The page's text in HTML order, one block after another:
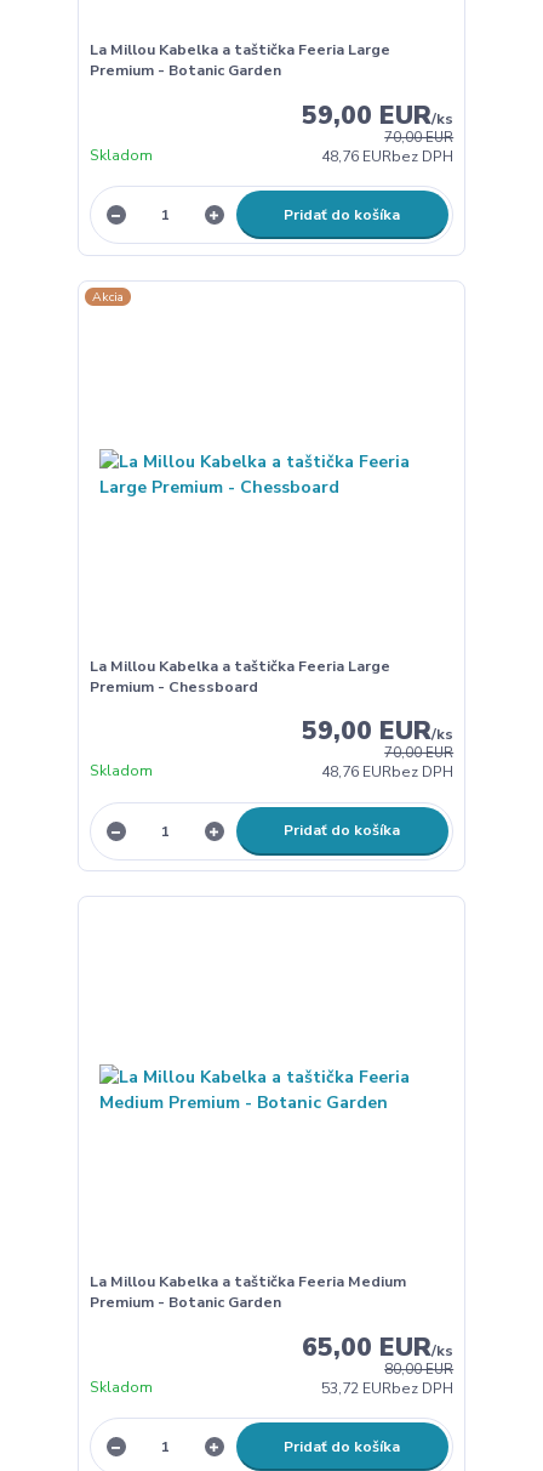
La Millou Kabelka a taštička Feeria Large
Premium - Botanic Garden
70,00 EUR
59,00 EUR/ks
48,76 EURbez DPH
Skladom
Pridať do košíka
Akcia
La Millou Kabelka a taštička Feeria Large
Premium - Chessboard
70,00 EUR
59,00 EUR/ks
48,76 EURbez DPH
Skladom
Pridať do košíka
La Millou Kabelka a taštička Feeria Medium
Premium - Botanic Garden
80,00 EUR
65,00 EUR/ks
53,72 EURbez DPH
Skladom
Pridať do košíka